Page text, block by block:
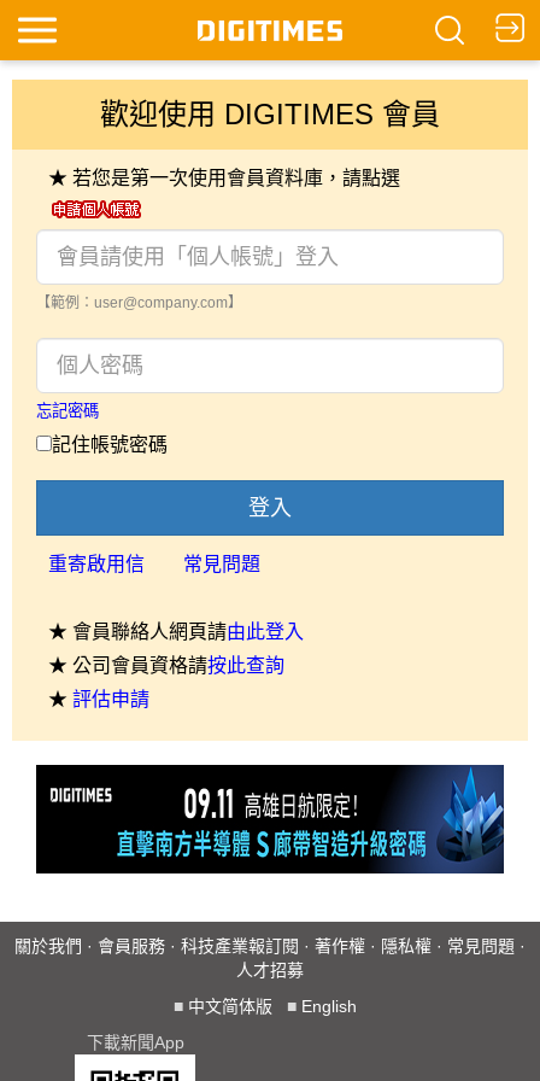
歡迎使用 DIGITIMES 會員
★ 若您是第一次使用會員資料庫，請點選
【範例：user@company.com】
忘記密碼
記住帳號密碼
登入
重寄啟用信 常見問題
★ 會員聯絡人網頁請由此登入
★ 公司會員資格請按此查詢
★ 評估申請
關於我們 · 會員服務 · 科技產業報訂閱 · 著作權 · 隱私權 · 常見問題 ·
人才招募
■ 中文简体版 ■ English
下載新聞App